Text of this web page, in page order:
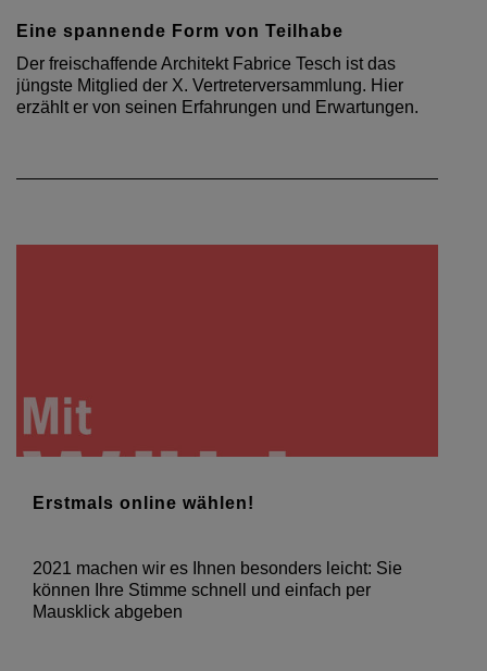
Eine spannende Form von Teilhabe
Der freischaffende Architekt Fabrice Tesch ist das
jüngste Mitglied der X. Vertreterversammlung. Hier
erzählt er von seinen Erfahrungen und Erwartungen.
Erstmals online wählen!
2021 machen wir es Ihnen besonders leicht: Sie
können Ihre Stimme schnell und einfach per
Mausklick abgeben